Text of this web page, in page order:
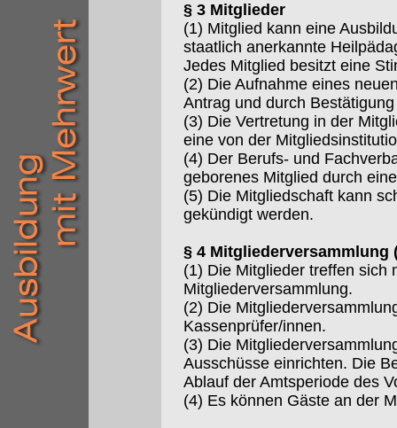
§ 3 Mitglieder
(1) Mitglied kann eine
staatlich anerkannte
Jedes Mitglied besitzt eine
(2) Die Aufnahme eines
Antrag und durch
(3) Die Vertretung in der
eine von der
(4) Der Berufs- und
geborenes Mitglied durch
(5) Die Mitgliedschaft kann
gekündigt werden.
§ 4 Mitgliederversammlung
(1) Die Mitglieder treffen sich
Mitgliederversammlung.
(2) Die
Kassenprüfer/innen.
(3) Die
Ausschüsse einrichten. Die
Ablauf der Amtsperiode des
(4) Es können Gäste an der